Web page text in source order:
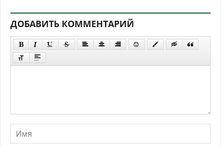
ДОБАВИТЬ КОММЕНТАРИЙ